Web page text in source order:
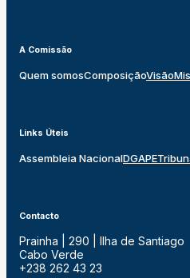
A Comissão
Quem somosComposiçãoVisão
Links Úteis
Assembleia NacionalDGAPE
Contacto
Prainha | 290 | Ilha de Santiago
Cabo Verde
+238 262 43 23